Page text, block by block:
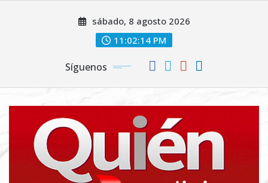
sábado, 8 agosto 2026
11:02:14 PM
Síguenos